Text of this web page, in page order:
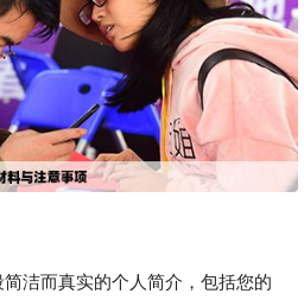
洁而真实的个人简介，包括您的